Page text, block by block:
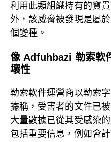
利用此類組織持有的寶
外，該威脅被發現是屬於
個變種。
像 Adfuhbazi 勒索軟
壞性
勒索軟件運營商以勒索
據稱，受害者的文件已
大量數據已從其受感染
包括重要信息，例如會